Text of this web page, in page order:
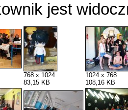
jest
768 x 1024
83,15 KB
1024 x 768
108,16 KB